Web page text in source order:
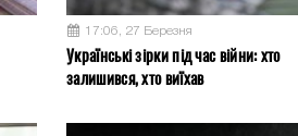
17:06, 27 Березня
Українські зірки під час війни: хто
залишився, хто виїхав